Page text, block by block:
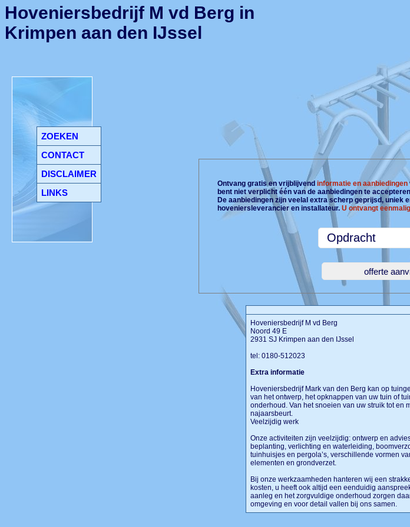
ZOEKEN
CONTACT
DISCLAIMER
LINKS
Hoveniersbedrijf M vd Berg in
Krimpen aan den IJssel
Ontvang gratis en vrijblijvend informatie en aanbiedingen
bent niet verplicht één van de aanbiedingen te
De aanbiedingen zijn veelal extra scherp geprijsd, uniek
hoveniersleverancier en installateur. U ontvangt
Hoveniersbedrijf M vd Berg
Noord 49 E
2931 SJ Krimpen aan den IJssel
tel: 0180-512023
Extra informatie
Hoveniersbedrijf Mark van den Berg kan op
van het ontwerp, het opknappen van uw tuin of
onderhoud. Van het snoeien van uw struik tot en
najaarsbeurt.
Veelzijdig werk
Onze activiteiten zijn veelzijdig: ontwerp en
beplanting, verlichting en waterleiding,
tuinhuisjes en pergola’s, verschillende vormen
elementen en grondverzet.
Bij onze werkzaamheden hanteren wij een
kosten, u heeft ook altijd een eenduidig
aanleg en het zorgvuldige onderhoud zorgen
omgeving en voor detail vallen bij ons samen.